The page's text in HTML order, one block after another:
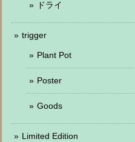
ドライ
trigger
Plant Pot
Poster
Goods
Limited Edition